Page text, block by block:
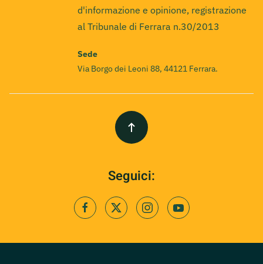
d'informazione e opinione, registrazione
al Tribunale di Ferrara n.30/2013
Sede
Via Borgo dei Leoni 88, 44121 Ferrara.
Seguici: